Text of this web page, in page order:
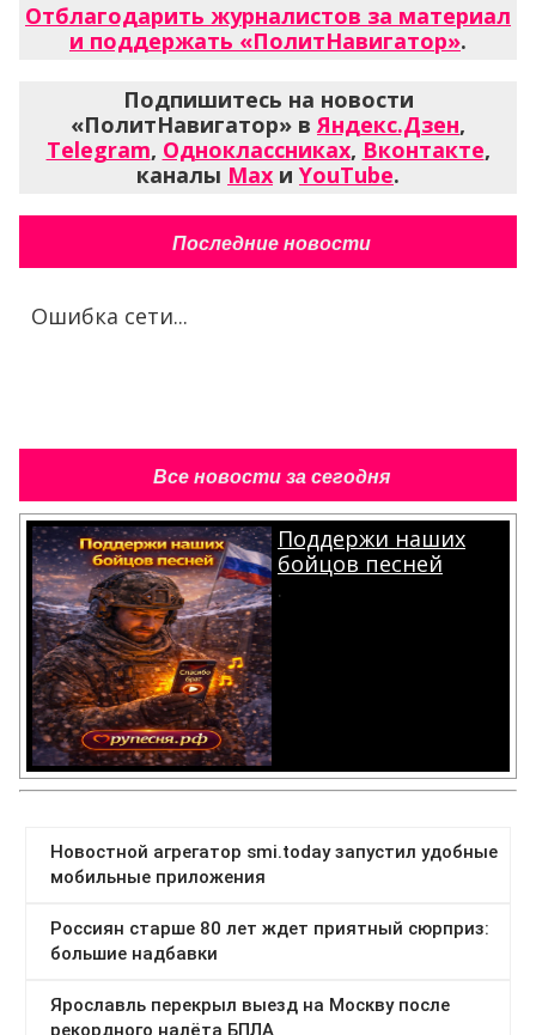
Отблагодарить журналистов за материал
и поддержать «ПолитНавигатор».
Подпишитесь на новости
«ПолитНавигатор» вЯндекс.Дзен,
Telegram, Одноклассниках, Вконтакте,
каналы Max и YouTube.
Последние новости
Ошибка сети...
Все новости за сегодня
Поддержи наших
бойцов песней
.